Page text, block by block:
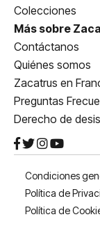
Colecciones
Más sobre
Contáctanos
Quiénes somos
Zacatrus en
Preguntas
Derecho de
Condiciones
Política de
Política de